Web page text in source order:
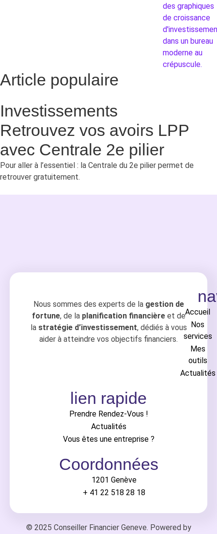
Article populaire
Investissements
Retrouvez vos avoirs LPP
avec Centrale 2e pilier
Pour aller à l’essentiel : la Centrale du 2e pilier permet de
retrouver gratuitement.
Nous sommes des experts de la gestion de
fortune, de la planification financièreet de
la stratégie d’investissement, dédiés à vous
aider à atteindre vos objectifs financiers.
Accueil
Nos
services
Mes
outils
Actualités
lien rapide
Prendre Rendez-Vous !
Actualités
Vous êtes une entreprise ?
Coordonnées
1201 Genève
+ 41 22 518 28 18
© 2025 Conseiller Financier Geneve. Powered by